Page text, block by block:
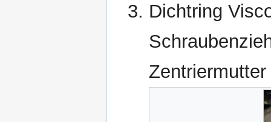
Dichtring